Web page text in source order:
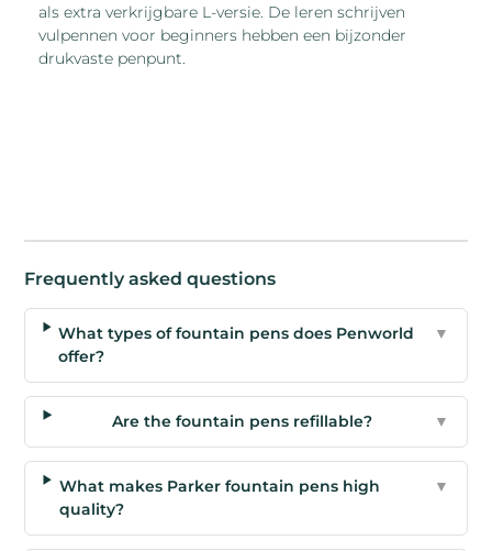
als extra verkrijgbare L-versie. De leren schrijven
vulpennen voor beginners hebben een bijzonder
drukvaste penpunt.
Frequently asked questions
What types of fountain pens does Penworld
offer?
▼
Are the fountain pens refillable? ▼
What makes Parker fountain pens high
quality?
▼